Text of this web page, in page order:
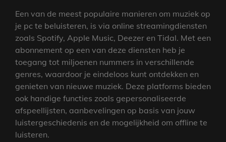
Een van de meest populaire manieren om muziek op
je pc te beluisteren, is via online streamingdiensten
zoals Spotify, Apple Music, Deezer en Tidal. Met een
abonnement op een van deze diensten heb je
toegang tot miljoenen nummers in verschillende
genres, waardoor je eindeloos kunt ontdekken en
genieten van nieuwe muziek. Deze platforms bieden
ook handige functies zoals gepersonaliseerde
afspeellijsten, aanbevelingen op basis van jouw
luistergeschiedenis en de mogelijkheid om offline te
luisteren.